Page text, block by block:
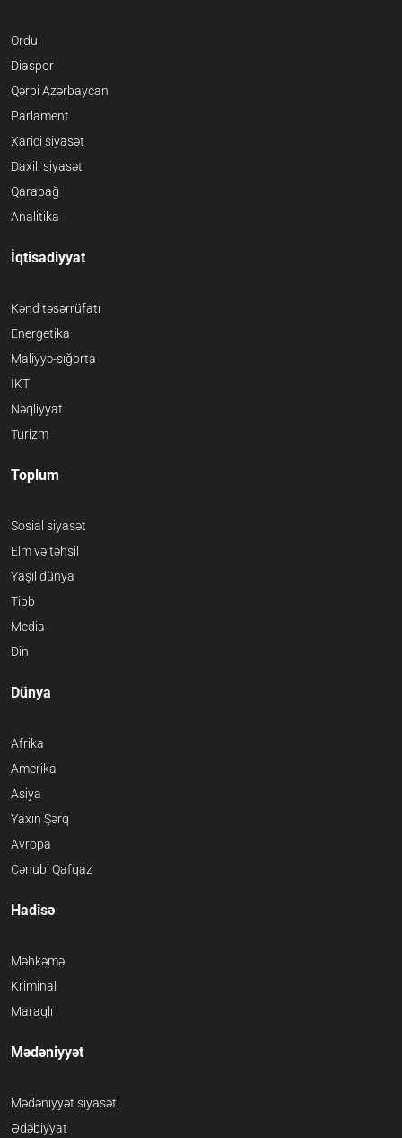
Ordu
Diaspor
Qərbi Azərbaycan
Parlament
Xarici siyasət
Daxili siyasət
Qarabağ
Analitika
İqtisadiyyat
Kənd təsərrüfatı
Energetika
Maliyyə-sığorta
İKT
Nəqliyyat
Turizm
Toplum
Sosial siyasət
Elm və təhsil
Yaşıl dünya
Tibb
Media
Din
Dünya
Afrika
Amerika
Asiya
Yaxın Şərq
Avropa
Cənubi Qafqaz
Hadisə
Məhkəmə
Kriminal
Maraqlı
Mədəniyyət
Mədəniyyət siyasəti
Ədəbiyyat